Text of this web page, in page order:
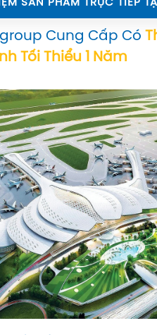
SẢN PHẨM TRỰC TIẾP
Cung Cấp Có
Tối Thiểu 1 Năm